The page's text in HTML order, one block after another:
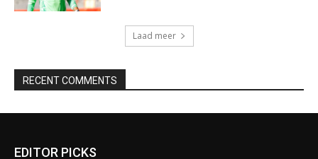
Laad meer
RECENT COMMENTS
EDITOR PICKS